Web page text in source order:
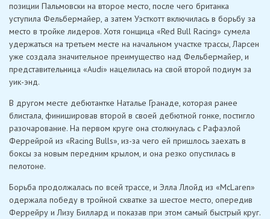
позиции Пальмовски на второе место, после чего британка
уступила Фельбермайер, а затем Уэсткотт включилась в борьбу за
место в тройке лидеров. Хотя гонщица «Red Bull Racing» сумела
удержаться на третьем месте на начальном участке трассы, Ларсен
уже создала значительное преимущество над Фельбермайер, и
представительница «Audi» нацелилась на свой второй подиум за
уик-энд.
В другом месте дебютантке Наталье Гранаде, которая ранее
блистала, финишировав второй в своей дебютной гонке, постигло
разочарование. На первом круге она столкнулась с Рафаэлой
Феррейрой из «Racing Bulls», из-за чего ей пришлось заехать в
боксы за новым передним крылом, и она резко опустилась в
пелотоне.
Борьба продолжалась по всей трассе, и Элла Ллойд из «McLaren»
одержала победу в тройной схватке за шестое место, опередив
Феррейру и Лизу Биллард и показав при этом самый быстрый круг.